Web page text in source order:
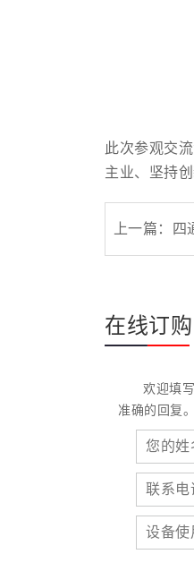
此次参观交
主业、坚持
上一篇： 四
在线订购
欢迎填
准确的回复。